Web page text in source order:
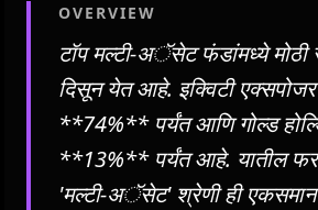
OVERVIEW
टॉप मल्टी-अॅसेट फंडांमध्ये मोठी
दिसून येत आहे. इक्विटी
**74%** पर्यंत आणि गोल्ड
**13%** पर्यंत आहे. यातील
'मल्टी-अॅसेट' श्रेणी ही एकसमान